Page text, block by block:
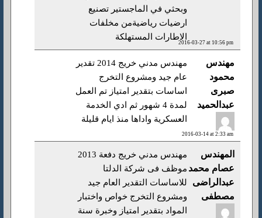
2016-03-27 at 10:56 pm
وبحثي في الماجستير تصنيع
ارضيات رياضيةمن مخلفات
الاطارات المستهلكة
مهندس
محمود
صبرى
عبدالحميد
2016-03-14 at 2:33 am
مهندس مدني خريج 2014 تقدير
عام جيد ومشروع التخرج
اساسات بتقدير امتياز تم العمل
لمدة 4 شهور ثم ادي الخدمة
العسكرية واداها منذ ايام قليلة
المهندس
عصام محمد
عبدالراضى
مصطفى
مهندس مدني خريج دفعة 2013
موظف فى شركة الدلتا
للاساسات التقدير العام جيد
ومشروع التخرج خواص واختبار
المواد بتقدير امتياز وخبرة سنة